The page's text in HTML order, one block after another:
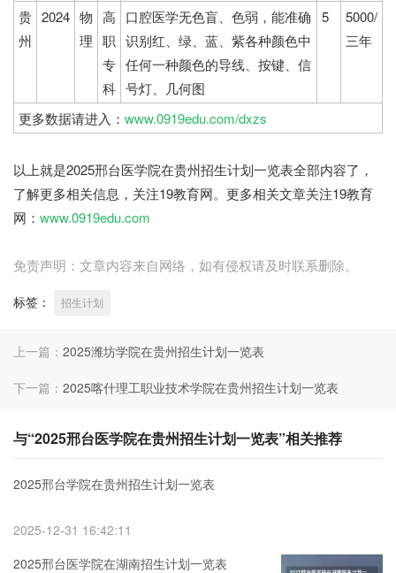
贵
州
2024 物
理
高
职
专
科
口腔医学无色盲、色弱，能准确
识别红、绿、蓝、紫各种颜色中
任何一种颜色的导线、按键、信
号灯、几何图
5
5000/
三年
更多数据请进入： www.0919edu.com/dxzs
以上就是2025邢台医学院在贵州招生计划一览表全部内容了，
了解更多相关信息，关注19教育网。更多相关文章关注19教育
网： www.0919edu.com
免责声明：文章内容来自网络，如有侵权请及时联系删除。
标签： 招生计划
上一篇： 2025潍坊学院在贵州招生计划一览表
下一篇： 2025喀什理工职业技术学院在贵州招生计划一览表
与“2025邢台医学院在贵州招生计划一览表”相关推荐
2025邢台学院在贵州招生计划一览表
2025-12-31 16:42:11
2025邢台医学院在湖南招生计划一览表